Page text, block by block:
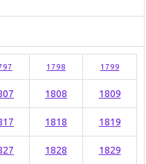
1798 1799
1808 1809
1818 1819
1828 1829